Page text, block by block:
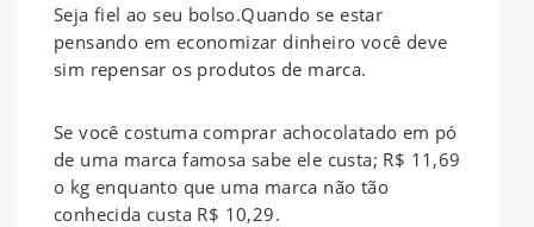
Seja fiel ao seu bolso.Quando se estar
pensando em economizar dinheiro você deve
sim repensar os produtos de marca.
Se você costuma comprar achocolatado em pó
de uma marca famosa sabe ele custa; R$ 11,69
o kg enquanto que uma marca não tão
conhecida custa R$ 10,29.